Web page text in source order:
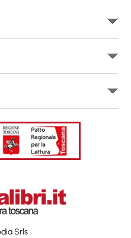
Srls